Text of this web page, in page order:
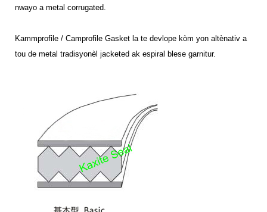
nwayo a metal corrugated.
Kammprofile / Camprofile Gasket la te devlope kòm yon altènativ a
tou de metal tradisyonèl jacketed ak espiral blese garnitur.